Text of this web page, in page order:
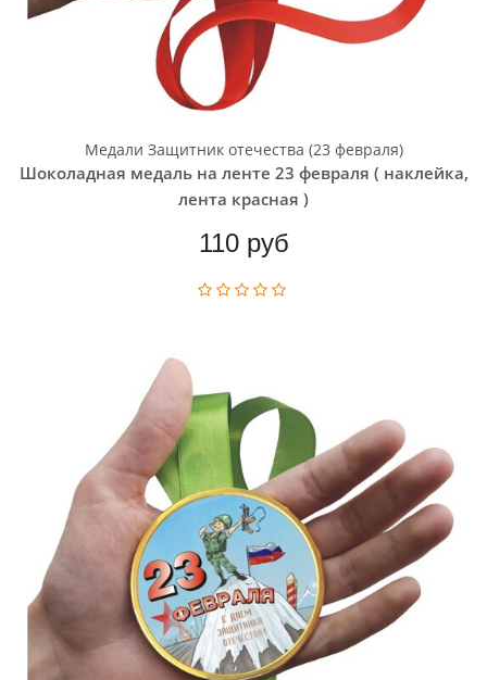
Медали Защитник отечества (23 февраля)
Шоколадная медаль на ленте 23 февраля ( наклейка,
лента красная )
110 руб